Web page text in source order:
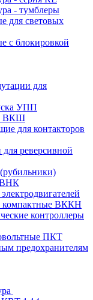
- тумблеры
для световых
с блокировкой
для
УПП
ВКШ
для контакторов
реверсивной
ВНК
компактные ВККН
контроллеры
ПКТ
предохранителям